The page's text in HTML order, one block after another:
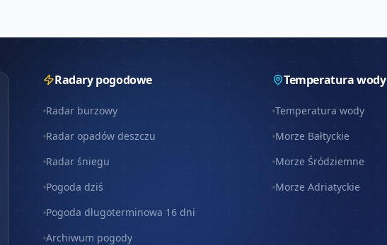
Radary pogodowe
Radar burzowy
Radar opadów deszczu
Radar śniegu
Pogoda dziś
Pogoda długoterminowa 16 dni
Archiwum pogody
Temperatura wody
Temperatura wody
Morze Bałtyckie
Morze Śródziemne
Morze Adriatyckie